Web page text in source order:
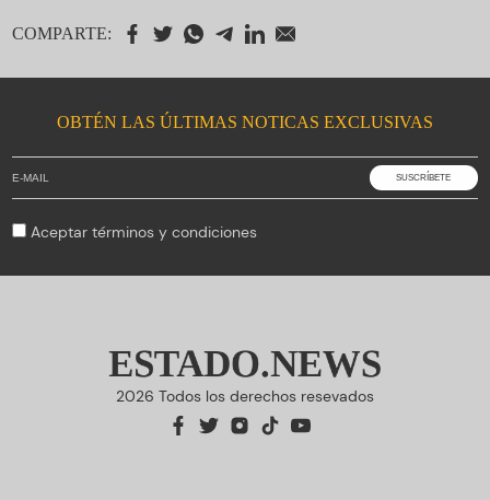
COMPARTE:
OBTÉN LAS ÚLTIMAS NOTICAS EXCLUSIVAS
Aceptartérminos y condiciones
ESTADO.NEWS
2026 Todos los derechos resevados